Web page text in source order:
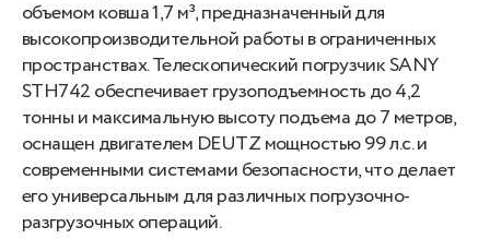
объемом ковша 1,7 м³, предназначенный для
высокопроизводительной работы в ограниченных
пространствах. Телескопический погрузчик SANY
STH742 обеспечивает грузоподъемность до 4,2
тонны и максимальную высоту подъема до 7 метров,
оснащен двигателем DEUTZ мощностью 99 л.с. и
современными системами безопасности, что делает
его универсальным для различных погрузочно-
разгрузочных операций.